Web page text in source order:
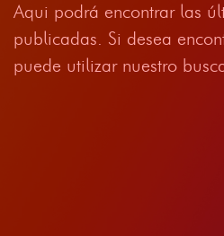
Aqui podrá encontrar las
publicadas. Si desea
puede utilizar nuestro